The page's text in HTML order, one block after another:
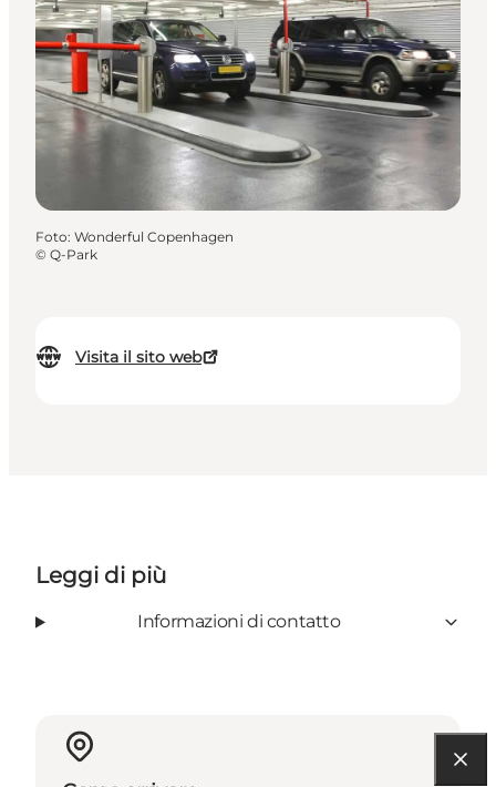
Visita il sito web
Foto: Wonderful Copenhagen
© Q-Park
Leggi di più
Informazioni di contatto